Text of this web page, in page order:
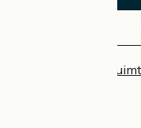
Professionele